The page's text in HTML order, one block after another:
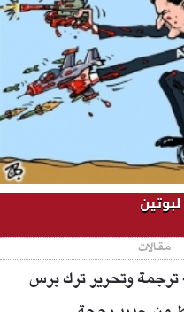
مقالات
وتحرير ترك برس